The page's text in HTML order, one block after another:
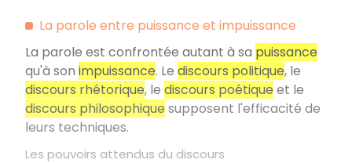
La parole entre puissance et impuissance
La parole est confrontée autant à sa puissance
qu'à son impuissance. Le discours politique, le
discours rhétorique, le discours poétique et le
discours philosophique supposent l'efficacité de
leurs techniques.
Les pouvoirs attendus du discours